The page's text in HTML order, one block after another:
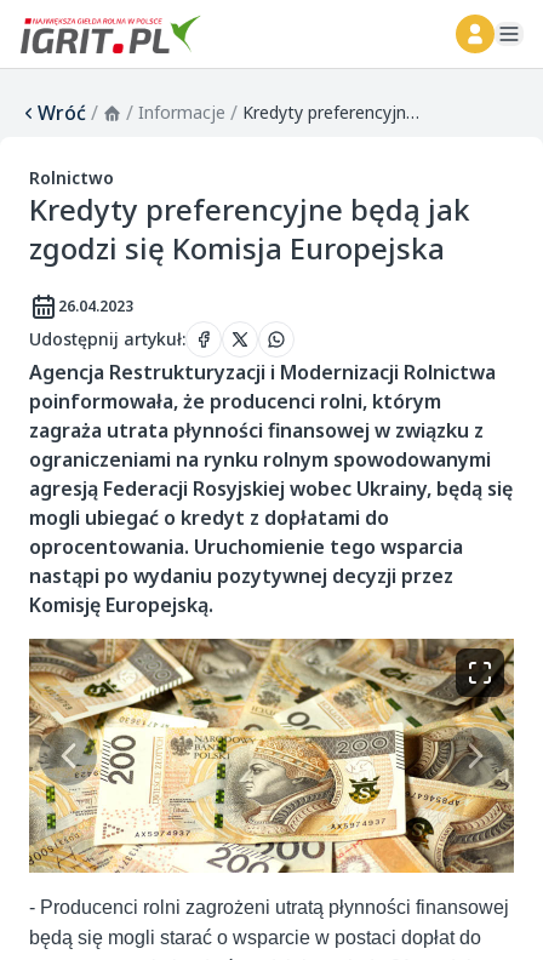
Wróć/ / Informacje / Kredyty preferencyjne będą jak zgodzi się Komisja Europejska
Rolnictwo
Kredyty preferencyjne będą jak
zgodzi się Komisja Europejska
26.04.2023
Udostępnij artykuł:
Agencja Restrukturyzacji i Modernizacji Rolnictwa
poinformowała, że producenci rolni, którym
zagraża utrata płynności finansowej w związku z
ograniczeniami na rynku rolnym spowodowanymi
agresją Federacji Rosyjskiej wobec Ukrainy, będą się
mogli ubiegać o kredyt z dopłatami do
oprocentowania. Uruchomienie tego wsparcia
nastąpi po wydaniu pozytywnej decyzji przez
Komisję Europejską.
- Producenci rolni zagrożeni utratą płynności finansowej
będą się mogli starać o wsparcie w postaci dopłat do